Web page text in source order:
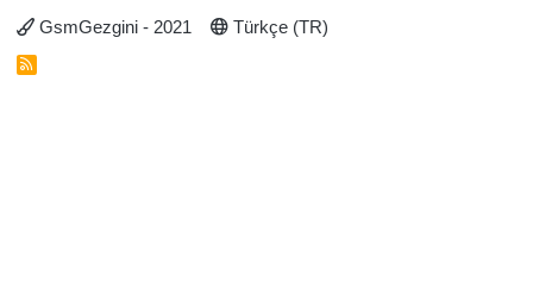
GsmGezgini - 2021 Türkçe (TR)
R